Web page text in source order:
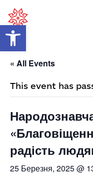
Відкрити Панель інструментів
« All Events
This event has
радість
25 Березня, 2025 @